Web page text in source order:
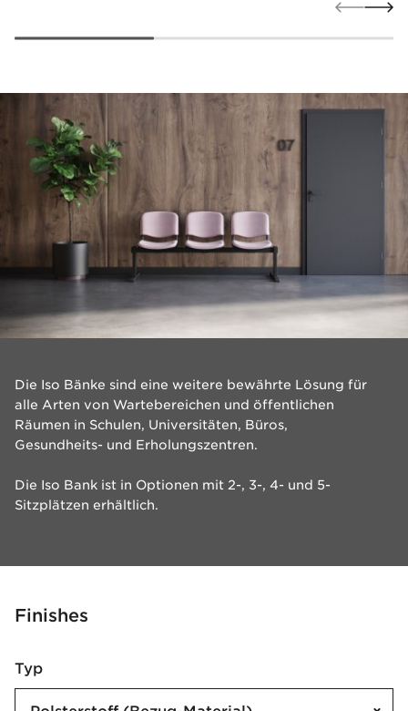
Die Iso Bänke sind eine weitere bewährte Lösung für
alle Arten von Wartebereichen und öffentlichen
Räumen in Schulen, Universitäten, Büros,
Gesundheits- und Erholungszentren.
Die Iso Bank ist in Optionen mit 2-, 3-, 4- und 5-
Sitzplätzen erhältlich.
Finishes
Typ